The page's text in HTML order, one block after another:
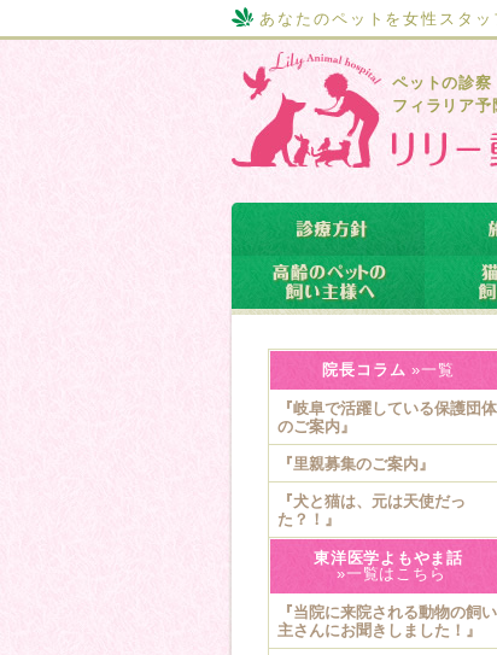
あなたのペットを女性スタ
ペットの診察
フィラリア予
院長コラム »一覧
『岐阜で活躍している保護団体
のご案内』
『里親募集のご案内』
『犬と猫は、元は天使だっ
た？！』
東洋医学よもやま話
»一覧はこちら
『当院に来院される動物の飼い
主さんにお聞きしました！』